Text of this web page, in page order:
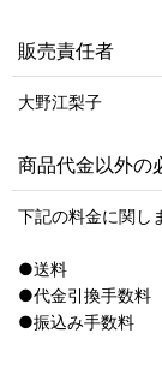
販売責任者
大野江梨子
商品代金以外の
下記の料金に関し
●送料
●代金引換手数料
●振込み手数料